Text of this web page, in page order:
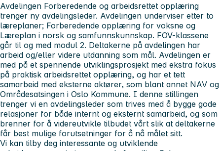
Avdelingen Forberedende og arbeidsrettet opplæring
trenger ny avdelingsleder. Avdelingen underviser etter to
læreplaner; Forberedende opplæring for voksne og
Læreplan i norsk og samfunnskunnskap. FOV-klassene
går til og med modul 2. Deltakerne på avdelingen har
arbeid og/eller videre utdanning som mål. Avdelingen er
med på et spennende utviklingsprosjekt med ekstra fokus
på praktisk arbeidsrettet opplæring, og har et tett
samarbeid med eksterne aktører, som blant annet NAV og
Områdesatsingen i Oslo Kommune. I denne stillingen
trenger vi en avdelingsleder som trives med å bygge gode
relasjoner for både internt og eksternt samarbeid, og som
brenner for å videreutvikle tilbudet vårt slik at deltakerne
får best mulige forutsetninger for å nå målet sitt.
Vi kan tilby deg interessante og utviklende